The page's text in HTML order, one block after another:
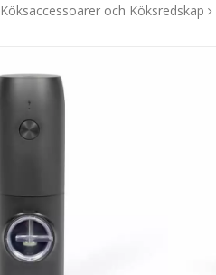
Köksaccessoarer och Köksredskap